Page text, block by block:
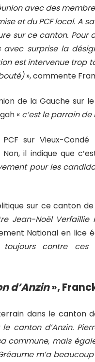
avec des membres
et du PCF local. A
sur ce canton. Pour
surprise la
est intervenue trop
», commente
de la Gauche sur
« c’est le parrain de
sur Vieux-Condé
il indique que
pour les
sur ce canton de
Jean-Noël Verfaillie
National en lice
contre ces
d’Anzin»,
dans le canton
le canton d’Anzin.
commune, mais
m’a